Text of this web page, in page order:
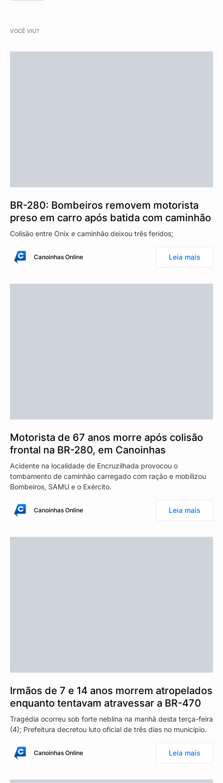
VOCÊ VIU?
BR-280: Bombeiros removem motorista
preso em carro após batida com caminhão
Colisão entre Onix e caminhão deixou três feridos;
Canoinhas Online Leia mais
Motorista de 67 anos morre após colisão
frontal na BR-280, em Canoinhas
Acidente na localidade de Encruzilhada provocou o
tombamento de caminhão carregado com ração e mobilizou
Bombeiros, SAMU e o Exército.
Canoinhas Online Leia mais
Irmãos de 7 e 14 anos morrem atropelados
enquanto tentavam atravessar a BR-470
Tragédia ocorreu sob forte neblina na manhã desta terça-feira
(4); Prefeitura decretou luto oficial de três dias no município.
Canoinhas Online Leia mais